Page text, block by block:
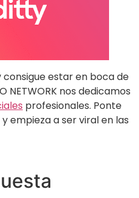
estar en boca de
NETWORK nos dedicamos
profesionales. Ponte
empieza a ser viral en las